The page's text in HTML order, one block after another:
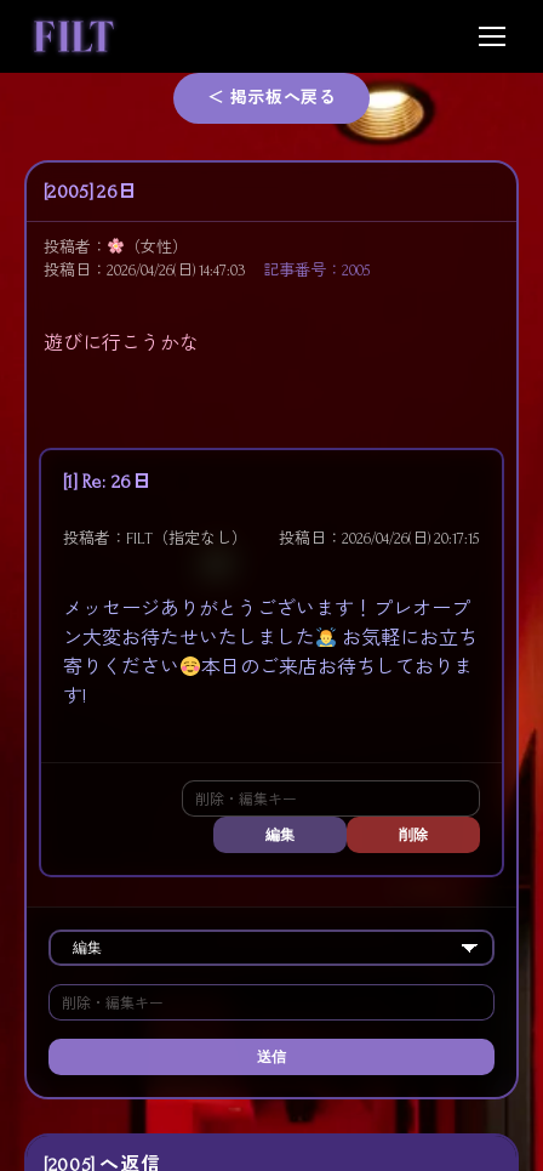
content
＜ 掲示板へ戻る
[2005] 26日
投稿者：
（女性）
投稿日：2026/04/26(日) 14:47:03
記事番号：2005
遊びに行こうかな
[1] Re: 26日
投稿者：FILT（指定なし） 投稿日：2026/04/26(日) 20:17:15
メッセージありがとうございます！プレオープ
ン大変お待たせいたしました
お気軽にお立ち
寄りください
本日のご来店お待ちしておりま
す!
編集 削除
送信
[2005] へ返信